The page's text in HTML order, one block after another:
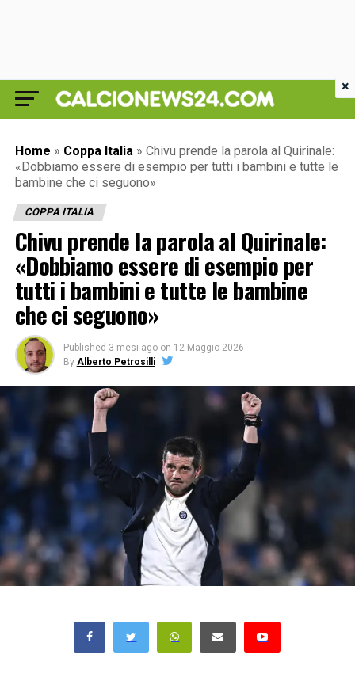
Home » Coppa Italia » Chivu prende la parola al Quirinale:
«Dobbiamo essere di esempio per tutti i bambini e tutte le
bambine che ci seguono»
COPPA ITALIA
Chivu prende la parola al Quirinale:
«Dobbiamo essere di esempio per
tutti i bambini e tutte le bambine
che ci seguono»
Published 3 mesi ago on 12 Maggio 2026
By Alberto Petrosilli
×